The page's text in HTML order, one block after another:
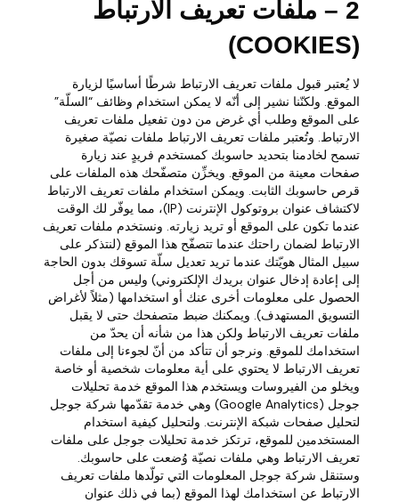
2 – ملفات تعريف الارتباط
(COOKIES)
لا يُعتبر قبول ملفات تعريف الارتباط شرطًا أساسيًا لزيارة
الموقع. ولكنّنا نشير إلى أنّه لا يمكن استخدام وظائف “السلّة”
على الموقع وطلب أي غرض من دون تفعيل ملفات تعريف
الارتباط. وتُعتبر ملفات تعريف الارتباط ملفات نصيّة صغيرة
تسمح لخادمنا بتحديد حاسوبك كمستخدم فريدٍ عند زيارة
صفحات معينة من الموقع. ويخزِّن متصفّحك هذه الملفات على
قرص حاسوبك الثابت. ويمكن استخدام ملفات تعريف الارتباط
لاكتشاف عنوان بروتوكول الإنترنت (IP)، مما يوفّر لك الوقت
عندما تكون على الموقع أو تريد زيارته. ونستخدم ملفات تعريف
الارتباط لضمان راحتك عندما تتصفّح هذا الموقع (لنتذكر على
سبيل المثال هويّتك عندما تريد تعديل سلّة تسوقك بدون الحاجة
إلى إعادة إدخال عنوان بريدك الإلكتروني) وليس من أجل
الحصول على معلومات أخرى عنك أو استخدامها (مثلاً لأغراض
التسويق المستهدف). ويمكنك ضبط متصفحك حتى لا يقبل
ملفات تعريف الارتباط ولكن هذا من شأنه أن يحدّ من
استخدامك للموقع. ونرجو أن تتأكد من أنّ لجوءنا إلى ملفات
تعريف الارتباط لا يحتوي على أية معلومات شخصية أو خاصة
ويخلو من الفيروسات ويستخدم هذا الموقع خدمة تحليلات
جوجل (Google Analytics) وهي خدمة تقدّمها شركة جوجل
لتحليل صفحات شبكة الإنترنت. ولتحليل كيفية استخدام
المستخدمين للموقع، ترتكز خدمة تحليلات جوجل على ملفات
تعريف الارتباط وهي ملفات نصيّة وُضعت على حاسوبك.
وستنقل شركة جوجل المعلومات التي تولّدها ملفات تعريف
الارتباط عن استخدامك لهذا الموقع (بما في ذلك عنوان